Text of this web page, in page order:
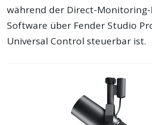
während der Direct-
Software über Fender Studio
Universal Control steuerbar ist.